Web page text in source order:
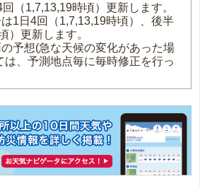
（1,7,13,19時頃）更新します。
1日4回（1,7,13,19時頃）、後半
）更新します。
予想(急な天候の変化があった場
は、予測地点毎に毎時修正を行っ